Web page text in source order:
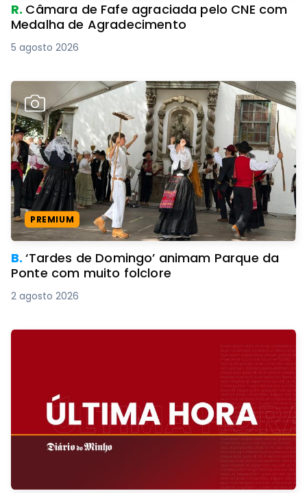
R. Câmara de Fafe agraciada pelo CNE com
Medalha de Agradecimento
5 agosto 2026
PREMIUM
B.‘Tardes de Domingo’ animam Parque da
Ponte com muito folclore
2 agosto 2026